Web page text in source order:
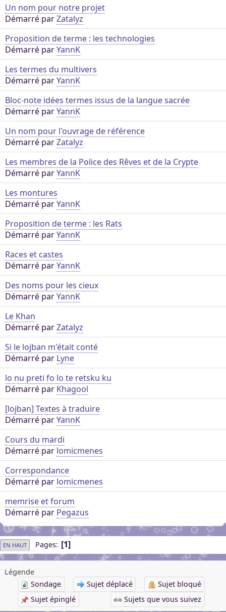
Un nom pour notre projet
Démarré parZatalyz
Proposition de terme : les technologies
Démarré parYannK
Les termes du multivers
Démarré parYannK
Bloc-note idées termes issus de la langue sacrée
Démarré parYannK
Un nom pour l'ouvrage de référence
Démarré parZatalyz
Les membres de la Police des Rêves et de la Crypte
Démarré parYannK
Les montures
Démarré parYannK
Proposition de terme : les Rats
Démarré parYannK
Races et castes
Démarré parYannK
Des noms pour les cieux
Démarré parYannK
Le Khan
Démarré parZatalyz
Si le lojban m'était conté
Démarré par Lyne
lo nu preti fo lo te retsku ku
Démarré par Khagool
[lojban] Textes à traduire
Démarré parYannK
Cours du mardi
Démarré par lomicmenes
Correspondance
Démarré par lomicmenes
memrise et forum
Démarré par Pegazus
EN HAUT Pages 1
Légende
Sondage
Sujet déplacé
Sujet bloqué
Sujet épinglé
Sujets que vous suivez